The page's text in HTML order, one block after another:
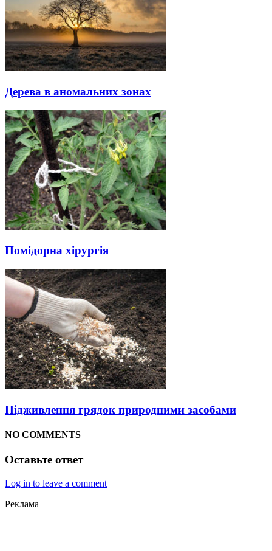
Дерева в аномальних зонах
Помідорна хірургія
Підживлення грядок природними засобами
NO COMMENTS
Оставьте ответ
Log in to leave a comment
Реклама